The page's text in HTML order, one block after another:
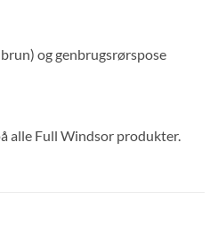
og genbrugsrørspose
alle Full Windsor produkter.